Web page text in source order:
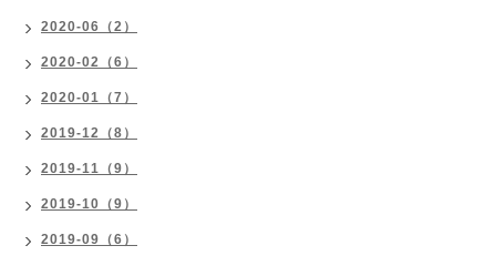
2020-06（2）
2020-02（6）
2020-01（7）
2019-12（8）
2019-11（9）
2019-10（9）
2019-09（6）